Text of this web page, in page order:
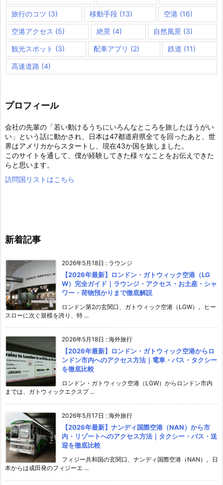
旅行のコツ (3) 移動手段(13) 空港 (16)
空港アクセス (5) 絶景(4) 自然風景 (3)
観光スポット (3) 配車アプリ (2) 鉄道 (11)
高速道路 (4)
プロフィール
会社の先輩の「若い動けるうちにいろんなところを旅したほうがい
い」という話に動かされ、日本は47都道府県全てを回ったあと、世
界はアメリカからスタートし、現在43か国を旅しました。
このサイトを通して、僕が経験してきた様々なことをお伝えできた
らと思います。
訪問国リストはこちら
新着記事
2026年5月18日 : ラウンジ
【2026年最新】ロンドン・ガトウィック空港（LG
W）完全ガイド｜ラウンジ・アクセス・お土産・シャ
ワー・荷物預かりまで徹底解説
ロンドン第2の玄関口、ガトウィック空港（LGW）。ヒー
スローに次ぐ規模を誇り、特 ...
2026年5月18日 : 海外旅行
【2026年最新】ロンドン・ガトウィック空港からロ
ンドン市内へのアクセス方法｜電車・バス・タクシー
を徹底比較
ロンドン・ガトウィック空港（LGW）からロンドン市内
までは、ガトウィックエクスプ ...
2026年5月17日 : 海外旅行
【2026年最新】ナンディ国際空港（NAN）から市
内・リゾートへのアクセス方法｜タクシー・バス・送
迎を徹底比較
フィジー共和国の玄関口、ナンディ国際空港（NAN）。日
本からは成田発のフィジーエ ...